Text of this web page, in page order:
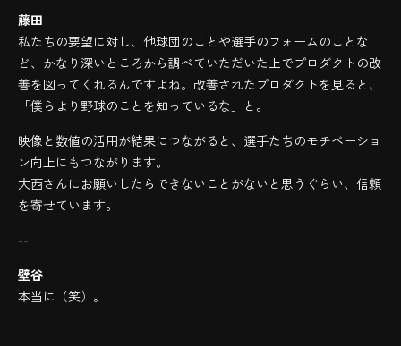
藤田
私たちの要望に対し、他球団のことや選手のフォームのことな
ど、かなり深いところから調べていただいた上でプロダクトの改
善を図ってくれるんですよね。改善されたプロダクトを見ると、
「僕らより野球のことを知っているな」と。
映像と数値の活用が結果につながると、選手たちのモチベーショ
ン向上にもつながります。
大西さんにお願いしたらできないことがないと思うぐらい、信頼
を寄せています。
--
壁谷
本当に（笑）。
--